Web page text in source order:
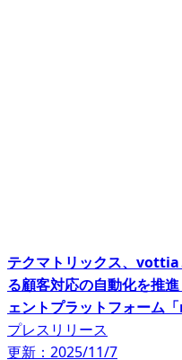
テクマトリックス、vottia
る顧客対応の自動化を推
ェントプラットフォーム
プレスリリース
更新：2025/11/7